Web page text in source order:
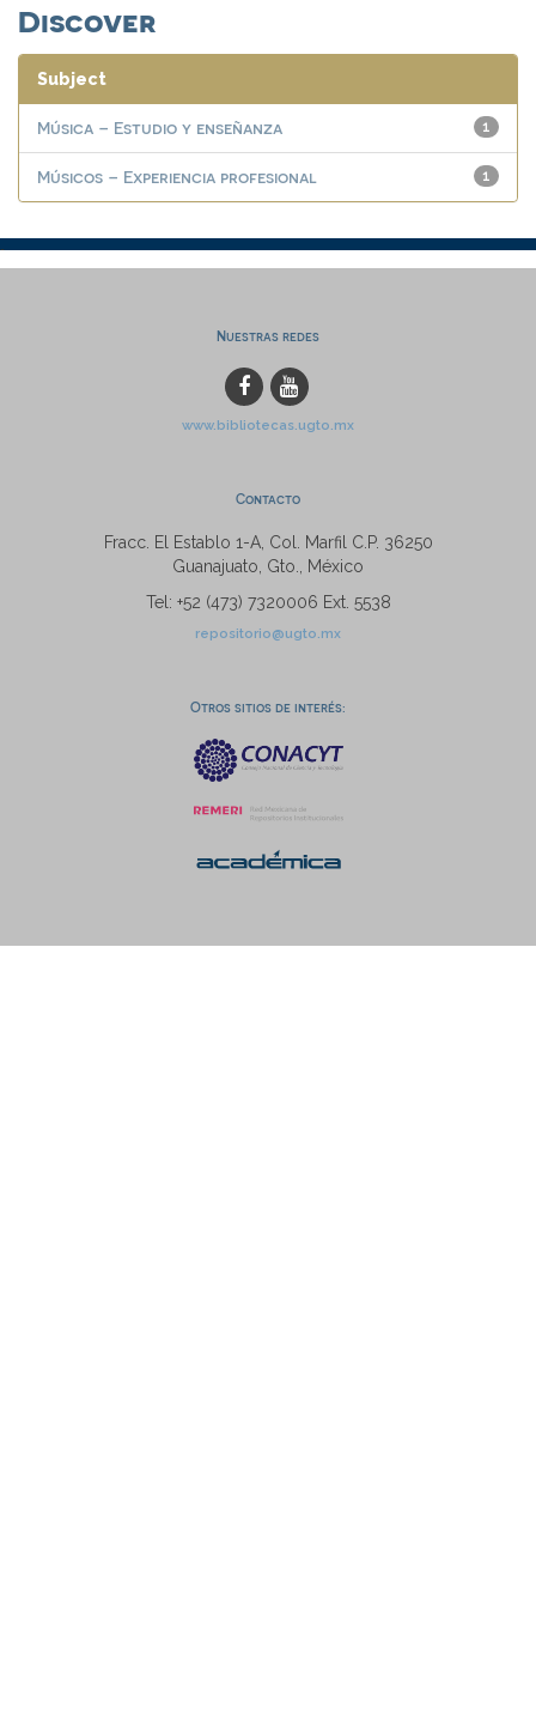
Discover
Subject
1
Música – Estudio y enseñanza
1
Músicos – Experiencia profesional
Nuestras redes
www.bibliotecas.ugto.mx
Contacto
Fracc. El Establo 1-A, Col. Marfil C.P. 36250
Guanajuato, Gto., México
Tel: +52 (473) 7320006 Ext. 5538
repositorio@ugto.mx
Otros sitios de interés: